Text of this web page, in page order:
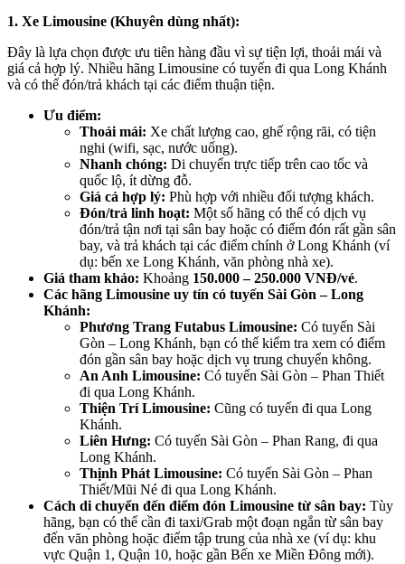
1. Xe Limousine (Khuyên dùng nhất):
Đây là lựa chọn được ưu tiên hàng đầu vì sự tiện lợi, thoải mái và
giá cả hợp lý. Nhiều hãng Limousine có tuyến đi qua Long Khánh
và có thể đón/trả khách tại các điểm thuận tiện.
Ưu điểm:
Thoải mái: Xe chất lượng cao, ghế rộng rãi, có tiện
nghi (wifi, sạc, nước uống).
Nhanh chóng: Di chuyển trực tiếp trên cao tốc và
quốc lộ, ít dừng đỗ.
Giá cả hợp lý: Phù hợp với nhiều đối tượng khách.
Đón/trả linh hoạt: Một số hãng có thể có dịch vụ
đón/trả tận nơi tại sân bay hoặc có điểm đón rất gần sân
bay, và trả khách tại các điểm chính ở Long Khánh (ví
dụ: bến xe Long Khánh, văn phòng nhà xe).
Giá tham khảo: Khoảng 150.000 – 250.000 VNĐ/vé.
Các hãng Limousine uy tín có tuyến Sài Gòn – Long
Khánh:
Phương Trang Futabus Limousine: Có tuyến Sài
Gòn – Long Khánh, bạn có thể kiểm tra xem có điểm
đón gần sân bay hoặc dịch vụ trung chuyển không.
An Anh Limousine: Có tuyến Sài Gòn – Phan Thiết
đi qua Long Khánh.
Thiện Trí Limousine: Cũng có tuyến đi qua Long
Khánh.
Liên Hưng: Có tuyến Sài Gòn – Phan Rang, đi qua
Long Khánh.
Thịnh Phát Limousine: Có tuyến Sài Gòn – Phan
Thiết/Mũi Né đi qua Long Khánh.
Cách di chuyển đến điểm đón Limousine từ sân bay: Tùy
hãng, bạn có thể cần đi taxi/Grab một đoạn ngắn từ sân bay
đến văn phòng hoặc điểm tập trung của nhà xe (ví dụ: khu
vực Quận 1, Quận 10, hoặc gần Bến xe Miền Đông mới).